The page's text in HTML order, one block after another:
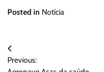
Posted in Notícia
Navegação
de
Previous: